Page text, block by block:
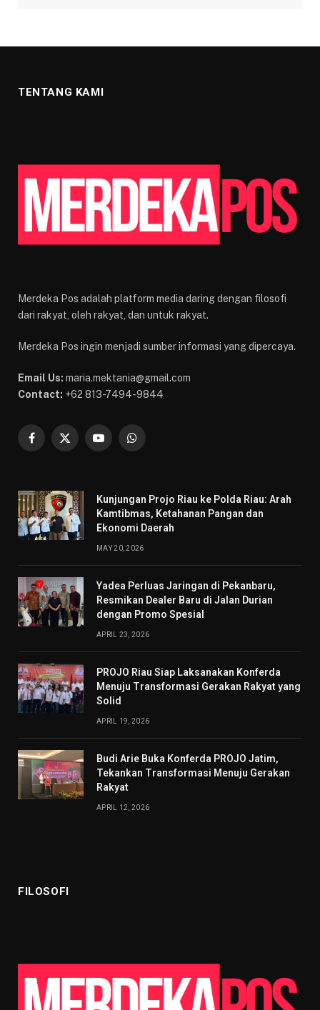
TENTANG KAMI
Merdeka Pos adalah platform media daring dengan filosofi
dari rakyat, oleh rakyat, dan untuk rakyat.
Merdeka Pos ingin menjadi sumber informasi yang dipercaya.
Email Us: maria.mektania@gmail.com
Contact: +62 813-7494-9844
Facebook
X
YouTubeWhatsApp
Kunjungan Projo Riau ke Polda Riau: Arah
Kamtibmas, Ketahanan Pangan dan
Ekonomi Daerah
MAY 20, 2026
Yadea Perluas Jaringan di Pekanbaru,
Resmikan Dealer Baru di Jalan Durian
dengan Promo Spesial
APRIL 23, 2026
PROJO Riau Siap Laksanakan Konferda
Menuju Transformasi Gerakan Rakyat yang
Solid
APRIL 19, 2026
Budi Arie Buka Konferda PROJO Jatim,
Tekankan Transformasi Menuju Gerakan
Rakyat
APRIL 12, 2026
FILOSOFI